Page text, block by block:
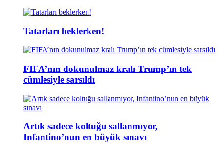
Tatarları beklerken!
FIFA’nın dokunulmaz kralı Trump’ın tek
cümlesiyle sarsıldı
Artık sadece koltuğu sallanmıyor,
Infantino’nun en büyük sınavı